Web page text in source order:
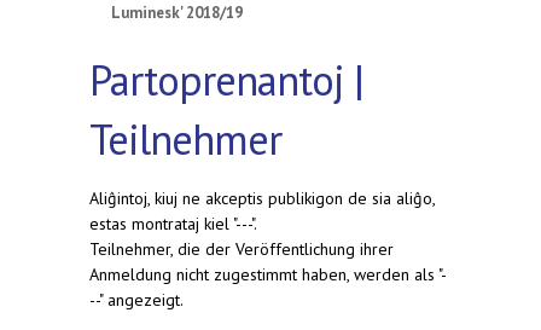
Luminesk' 2018/19
Partoprenantoj |
Teilnehmer
Aliĝintoj, kiuj ne akceptis publikigon de sia aliĝo,
estas montrataj kiel "---".
Teilnehmer, die der Veröffentlichung ihrer
Anmeldung nicht zugestimmt haben, werden als "-
--" angezeigt.